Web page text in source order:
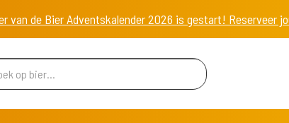
van de Bier Adventskalender 2026 is gestart! Reserveer